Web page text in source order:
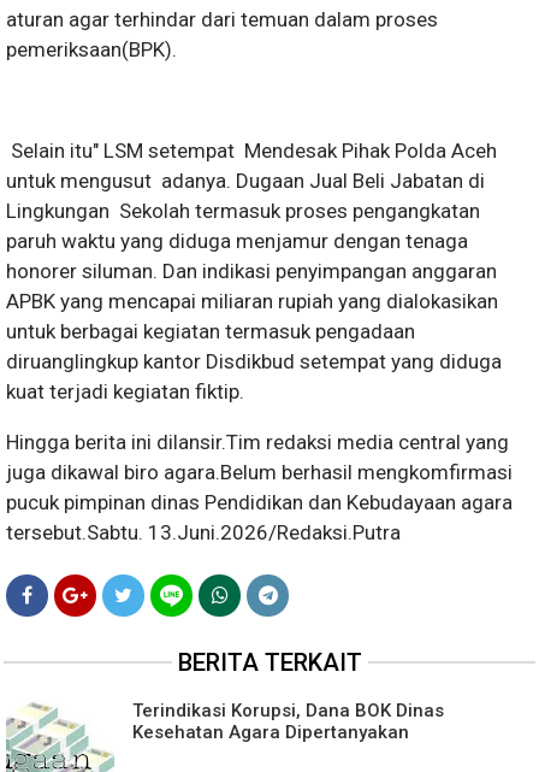
aturan agar terhindar dari temuan dalam proses
pemeriksaan(BPK).
Selain itu" LSM setempat Mendesak Pihak Polda Aceh
untuk mengusut adanya. Dugaan Jual Beli Jabatan di
Lingkungan Sekolah termasuk proses pengangkatan
paruh waktu yang diduga menjamur dengan tenaga
honorer siluman. Dan indikasi penyimpangan anggaran
APBK yang mencapai miliaran rupiah yang dialokasikan
untuk berbagai kegiatan termasuk pengadaan
diruanglingkup kantor Disdikbud setempat yang diduga
kuat terjadi kegiatan fiktip.
Hingga berita ini dilansir.Tim redaksi media central yang
juga dikawal biro agara.Belum berhasil mengkomfirmasi
pucuk pimpinan dinas Pendidikan dan Kebudayaan agara
tersebut.Sabtu. 13.Juni.2026/Redaksi.Putra
BERITA TERKAIT
Terindikasi Korupsi, Dana BOK Dinas
Kesehatan Agara Dipertanyakan